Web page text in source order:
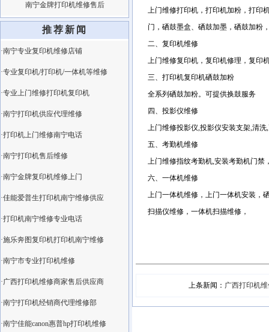
南宁金牌打印机维修售后
推荐新闻
·南宁专业复印机维修店铺
·专业复印机/打印机/一体机等维修
·专业上门维修打印机复印机
·南宁打印机供应代理维修
·打印机上门维修南宁电话
·南宁打印机售后维修
·南宁金牌复印机维修上门
·佳能爱普生打印机南宁维修供应
·打印机南宁维修专业电话
·施乐奔图复印机打印机南宁维修
·南宁市专业打印机维修
·广西打印机维修商家售后供应商
·南宁打印机经销商代理维修部
·南宁佳能canon惠普hp打印机维修
上门维修打印机，打印机加粉，打印
门，硒鼓墨盒、硒鼓加墨，硒鼓加粉
二、复印机维修
上门维修复印机，复印机修理，复印
三、打印机复印机硒鼓加粉
全系列硒鼓加粉。可提供换鼓服务
四、投影仪维修
上门维修投影仪,投影仪安装支架,清洗
五、考勤机维修
上门维修指纹考勤机,安装考勤机门禁
六、一体机维修
上门一体机维修，上门一体机安装，
扫描仪维修，一体机扫描维修，
上条新闻： 广西打印机